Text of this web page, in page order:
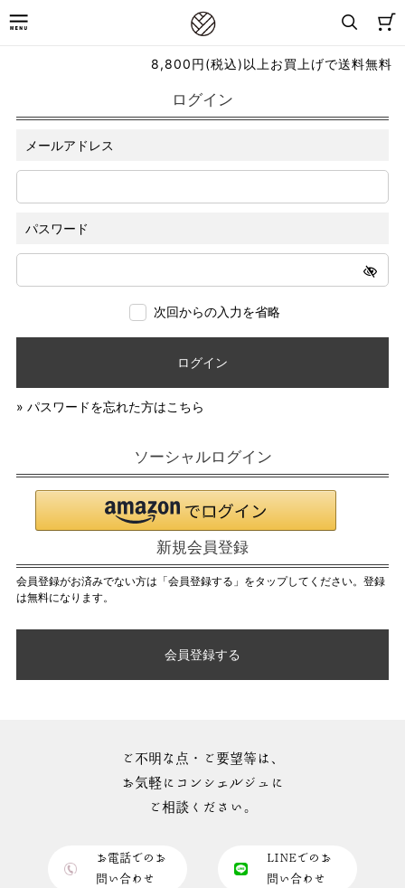
8,800円(税込)以上お買上げで送料無料
ログイン
メールアドレス
パスワード
次回からの入力を省略
ログイン
» パスワードを忘れた方はこちら
ソーシャルログイン
新規会員登録
会員登録がお済みでない方は「会員登録する」をタップしてください。登録
は無料になります。
会員登録する
ご不明な点・ご要望等は、
お気軽にコンシェルジュに
ご相談ください。
お電話でのお
問い合わせ
LINEでのお
問い合わせ